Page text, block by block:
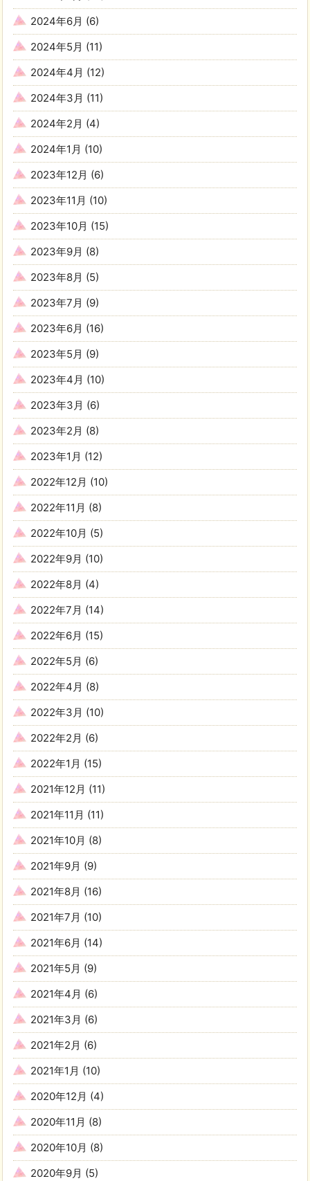
2024年6月 (6)
2024年5月 (11)
2024年4月 (12)
2024年3月 (11)
2024年2月 (4)
2024年1月 (10)
2023年12月 (6)
2023年11月 (10)
2023年10月 (15)
2023年9月 (8)
2023年8月 (5)
2023年7月 (9)
2023年6月 (16)
2023年5月 (9)
2023年4月 (10)
2023年3月 (6)
2023年2月 (8)
2023年1月 (12)
2022年12月 (10)
2022年11月 (8)
2022年10月 (5)
2022年9月 (10)
2022年8月 (4)
2022年7月 (14)
2022年6月 (15)
2022年5月 (6)
2022年4月 (8)
2022年3月 (10)
2022年2月 (6)
2022年1月 (15)
2021年12月 (11)
2021年11月 (11)
2021年10月 (8)
2021年9月 (9)
2021年8月 (16)
2021年7月 (10)
2021年6月 (14)
2021年5月 (9)
2021年4月 (6)
2021年3月 (6)
2021年2月 (6)
2021年1月 (10)
2020年12月 (4)
2020年11月 (8)
2020年10月 (8)
2020年9月 (5)